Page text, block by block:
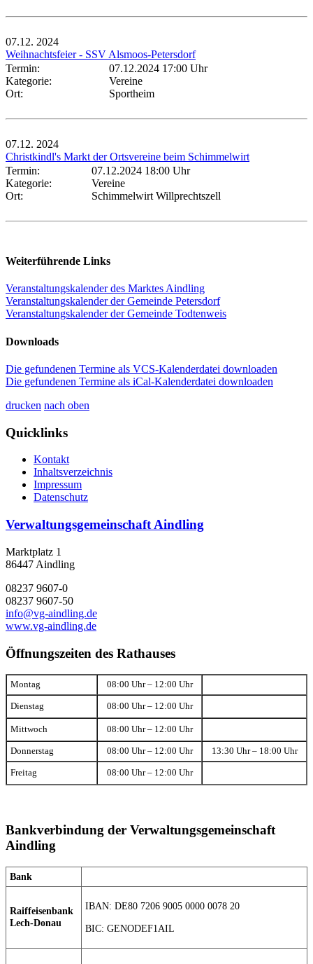
07.12. 2024
Weihnachtsfeier - SSV Alsmoos-Petersdorf
Termin:
07.12.2024 17:00 Uhr
Kategorie:
Vereine
Ort:
Sportheim
07.12. 2024
Christkindl's Markt der Ortsvereine beim Schimmelwirt
Termin:
07.12.2024 18:00 Uhr
Kategorie:
Vereine
Ort:
Schimmelwirt Willprechtszell
Weiterführende Links
Veranstaltungskalender des Marktes Aindling
Veranstaltungskalender der Gemeinde Petersdorf
Veranstaltungskalender der Gemeinde Todtenweis
Downloads
Die gefundenen Termine als VCS-Kalenderdatei downloaden
Die gefundenen Termine als iCal-Kalenderdatei downloaden
drucken nach oben
Quicklinks
Kontakt
Inhaltsverzeichnis
Impressum
Datenschutz
Verwaltungsgemeinschaft Aindling
Marktplatz 1
86447 Aindling
08237 9607-0
08237 9607-50
info@vg-aindling.de
www.vg-aindling.de
Öffnungszeiten des Rathauses
Montag 08:00 Uhr – 12:00 Uhr
Dienstag 08:00 Uhr – 12:00 Uhr
Mittwoch 08:00 Uhr – 12:00 Uhr
Donnerstag 08:00 Uhr – 12:00 Uhr 13:30 Uhr – 18:00 Uhr
Freitag 08:00 Uhr – 12:00 Uhr
Bankverbindung der Verwaltungsgemeinschaft
Aindling
Bank
Raiffeisenbank
Lech-Donau
IBAN: DE80 7206 9005 0000 0078 20
BIC: GENODEF1AIL